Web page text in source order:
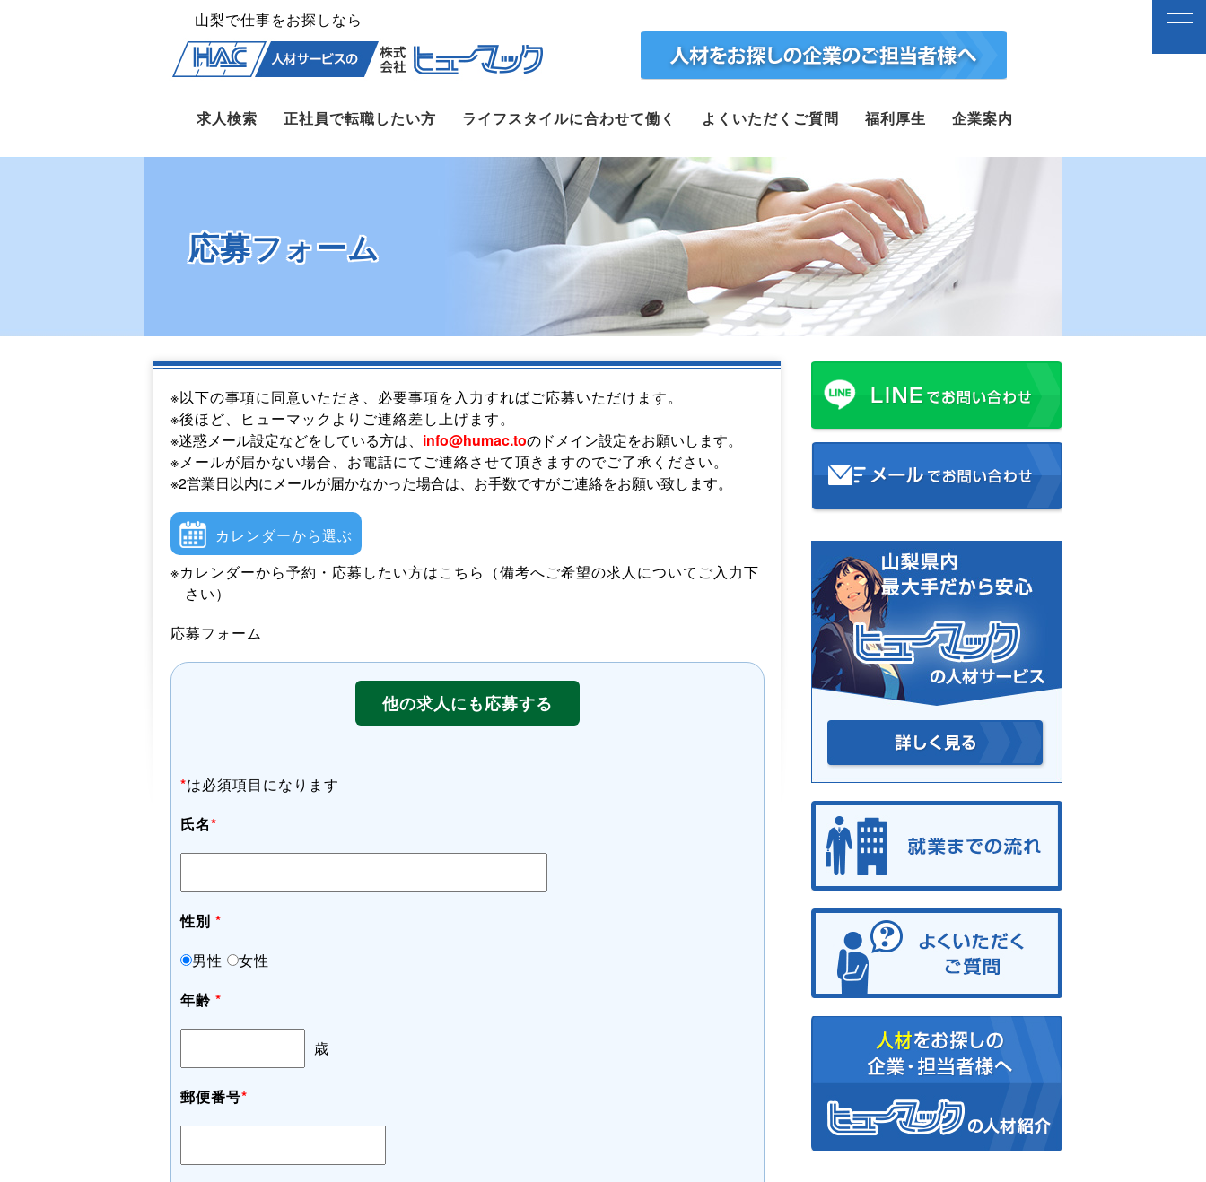
正社員で転職したい方
ライフスタイルに合わせて働く
よくいただくご質問
福利厚生
企業案内
山梨で仕事をお探しなら
求人検索 正社員で転職したい方 ライフスタイルに合わせて働く よくいただくご質問 福利厚生 企業案内
応募フォーム
※以下の事項に同意いただき、必要事項を入力すればご応募いただけます。
※後ほど、ヒューマックよりご連絡差し上げます。
※迷惑メール設定などをしている方は、 info@humac.toのドメイン設定をお願いします。
※メールが届かない場合、お電話にてご連絡させて頂きますのでご了承ください。
※2営業日以内にメールが届かなかった場合は、お手数ですがご連絡をお願い致します。
カレンダーから選ぶ
※カレンダーから予約・応募したい方はこちら（備考へご希望の求人についてご入力下
さい）
応募フォーム
他の求人にも応募する
*は必須項目になります
氏名*
性別 *
男性
女性
年齢 *
歳
郵便番号*